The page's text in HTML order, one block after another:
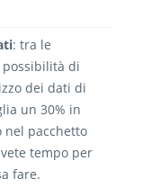
: tra le
possibilità di
dei dati di
un 30% in
nel pacchetto
tempo per
fare.